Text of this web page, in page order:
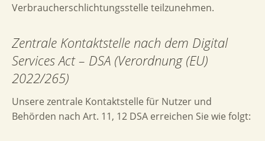
Verbraucherschlichtungsstelle teilzunehmen.
Zentrale Kontaktstelle nach dem Digital
Services Act – DSA (Verordnung (EU)
2022/265)
Unsere zentrale Kontaktstelle für Nutzer und
Behörden nach Art. 11, 12 DSA erreichen Sie wie folgt: